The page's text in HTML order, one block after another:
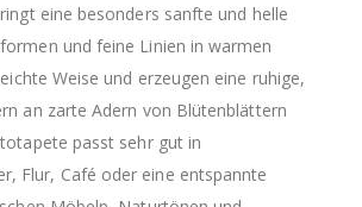
eine besonders sanfte und helle
und feine Linien in warmen
Weise und erzeugen eine ruhige,
an zarte Adern von Blütenblättern
passt sehr gut in
Flur, Café oder eine entspannte